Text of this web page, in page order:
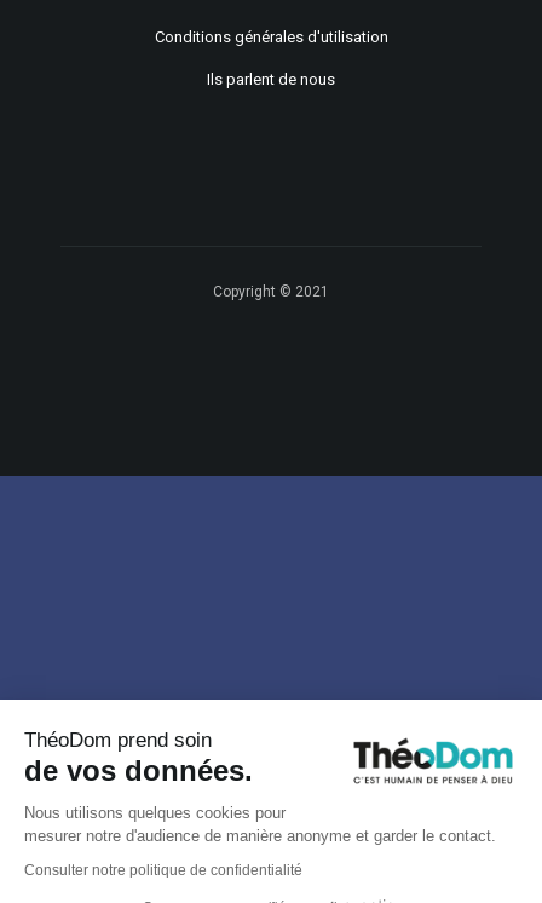
Conditions générales d'utilisation
Ils parlent de nous
Copyright © 2021
ThéoDom prend soin
de vos données.
Nous utilisons quelques cookies pour
mesurer notre d'audience de manière anonyme et garder le contact.
Consulter notre politique de confidentialité